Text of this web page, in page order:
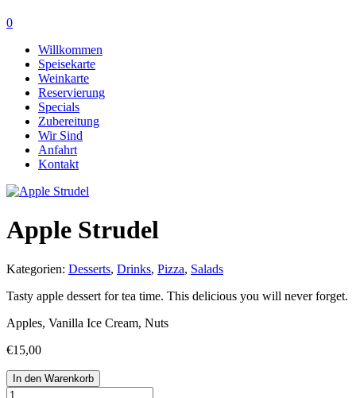
0
Willkommen
Speisekarte
Weinkarte
Reservierung
Specials
Zubereitung
Wir Sind
Anfahrt
Kontakt
Apple Strudel
Kategorien: Desserts, Drinks, Pizza, Salads
Tasty apple dessert for tea time. This delicious you will never forget.
Apples, Vanilla Ice Cream, Nuts
€15,00
In den Warenkorb